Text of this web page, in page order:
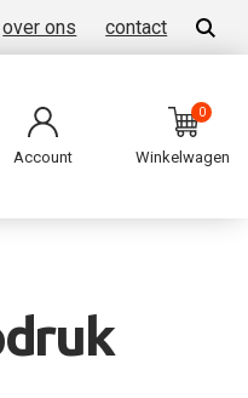
over ons contact
Account
0
Winkelwagen